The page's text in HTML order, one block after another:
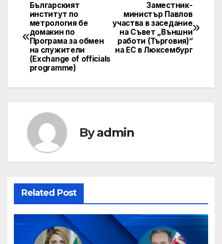
Post
navigation
Заместник-
министър Павлов
участва в заседание
на Съвет „Външни
работи (Търговия)“
на ЕС в Люксембург
Българският
институт по
метрология бе
домакин по
Програма за обмен
на служители
(Exchange of officials
programme)
Byadmin
Related Post